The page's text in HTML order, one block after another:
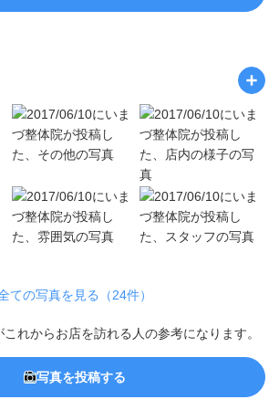
ての写真を見る（24件）
れからお店を訪れる人の参考になります。
写真を投稿する